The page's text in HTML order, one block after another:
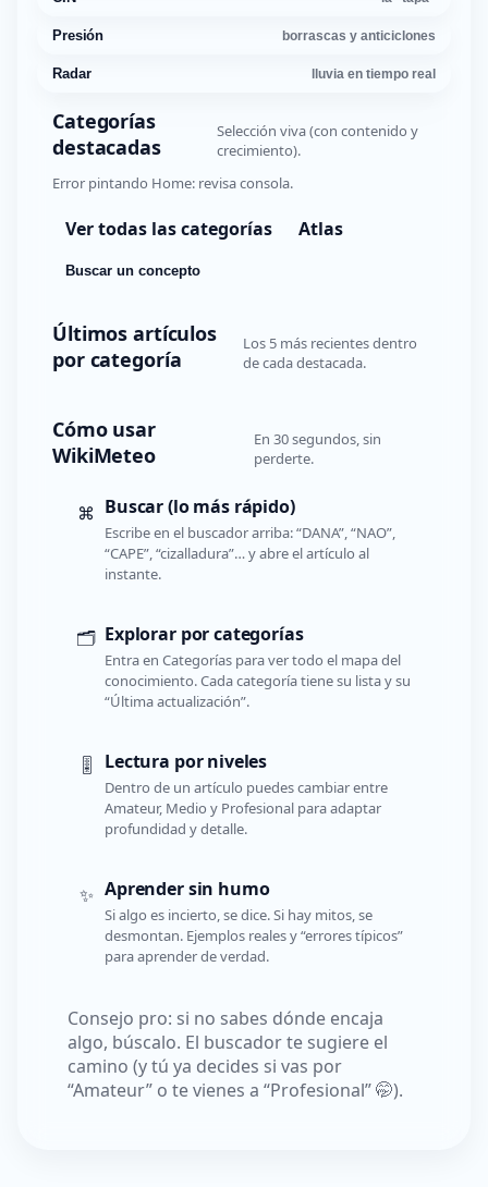
Presión borrascas y anticiclones
Radar lluvia en tiempo real
Categorías
destacadas
Selección viva (con contenido y
crecimiento).
Error pintando Home: revisa consola.
Ver todas las categorías Atlas
Buscar un concepto
Últimos artículos
por categoría
Los 5 más recientes dentro
de cada destacada.
Cómo usar
WikiMeteo
En 30 segundos, sin
perderte.
⌘ Buscar (lo más rápido)
Escribe en el buscador arriba: “DANA”, “NAO”,
“CAPE”, “cizalladura”… y abre el artículo al
instante.
🗂️ Explorar por categorías
Entra en Categorías para ver todo el mapa del
conocimiento. Cada categoría tiene su lista y su
“Última actualización”.
🎚️ Lectura por niveles
Dentro de un artículo puedes cambiar entre
Amateur, Medio y Profesional para adaptar
profundidad y detalle.
✨ Aprender sin humo
Si algo es incierto, se dice. Si hay mitos, se
desmontan. Ejemplos reales y “errores típicos”
para aprender de verdad.
Consejo pro: si no sabes dónde encaja
algo, búscalo. El buscador te sugiere el
camino (y tú ya decides si vas por
“Amateur” o te vienes a “Profesional” 🤭).